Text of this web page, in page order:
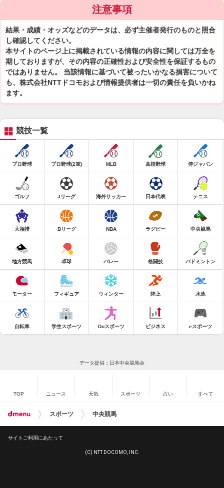
注意事項
結果・成績・オッズなどのデータは、必ず主催者発行のものと照合
し確認してください。
本サイトのページ上に掲載されている情報の内容に関しては万全を
期しておりますが、その内容の正確性および安全性を保証するもの
ではありません。 当該情報に基づいて被ったいかなる損害について
も、株式会社NTTドコモおよび情報提供者は一切の責任を負いかね
ます。
競技一覧
プロ野球 プロ野球(2軍) MLB 高校野球 侍ジャパン
ゴルフ Jリーグ 海外サッカー 日本代表 テニス
大相撲 Bリーグ NBA ラグビー 中央競馬
地方競馬 卓球 バレー 格闘技 バドミントン
モーター フィギュア ウィンター 陸上 水泳
自転車 学生スポーツ Doスポーツ ビジネス eスポーツ
データ提供：日本中央競馬会
TOP ニュース 天気 スポーツ 占い すべて
スポーツ 中央競馬
サイトご利用にあたって
(C) NTT DOCOMO, INC.